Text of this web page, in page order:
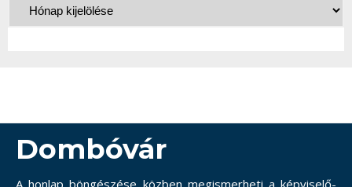
Dombóvár
A honlap böngészése közben megismerheti a képviselő-